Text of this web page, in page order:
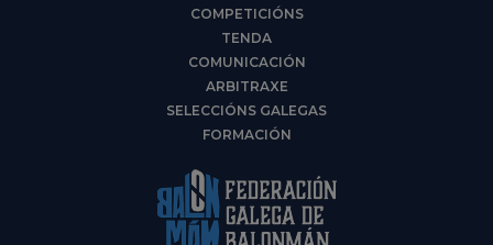
COMPETICIÓNS
TENDA
COMUNICACIÓN
ARBITRAXE
SELECCIÓNS GALEGAS
FORMACIÓN